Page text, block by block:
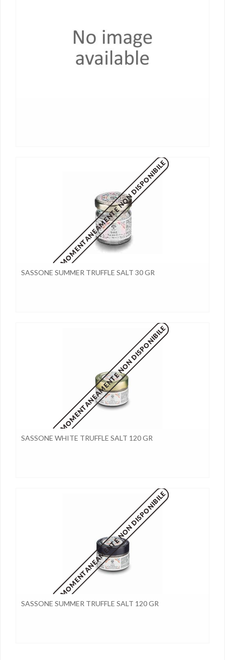
MOMENTANEAMENTE NON DISPONIBILE
SASSONE SUMMER TRUFFLE SALT 30 GR
MOMENTANEAMENTE NON DISPONIBILE
SASSONE WHITE TRUFFLE SALT 120 GR
MOMENTANEAMENTE NON DISPONIBILE
SASSONE SUMMER TRUFFLE SALT 120 GR